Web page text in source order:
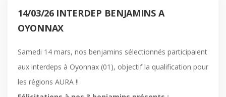
14/03/26 INTERDEP BENJAMINS A
OYONNAX
Samedi 14 mars, nos benjamins sélectionnés participaient
aux interdeps à Oyonnax (01), objectif la qualification pour
les régions AURA !!